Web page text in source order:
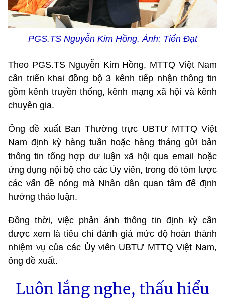
PGS.TS Nguyễn Kim Hồng. Ảnh: Tiến Đạt
Theo PGS.TS Nguyễn Kim Hồng, MTTQ Việt Nam
cần triển khai đồng bộ 3 kênh tiếp nhận thông tin
gồm kênh truyền thống, kênh mạng xã hội và kênh
chuyên gia.
Ông đề xuất Ban Thường trực UBTƯ MTTQ Việt
Nam định kỳ hàng tuần hoặc hàng tháng gửi bản
thông tin tổng hợp dư luận xã hội qua email hoặc
ứng dụng nội bộ cho các Ủy viên, trong đó tóm lược
các vấn đề nóng mà Nhân dân quan tâm để định
hướng thảo luận.
Đồng thời, việc phản ánh thông tin định kỳ cần
được xem là tiêu chí đánh giá mức độ hoàn thành
nhiệm vụ của các Ủy viên UBTƯ MTTQ Việt Nam,
ông đề xuất.
Luôn lắng nghe, thấu hiểu